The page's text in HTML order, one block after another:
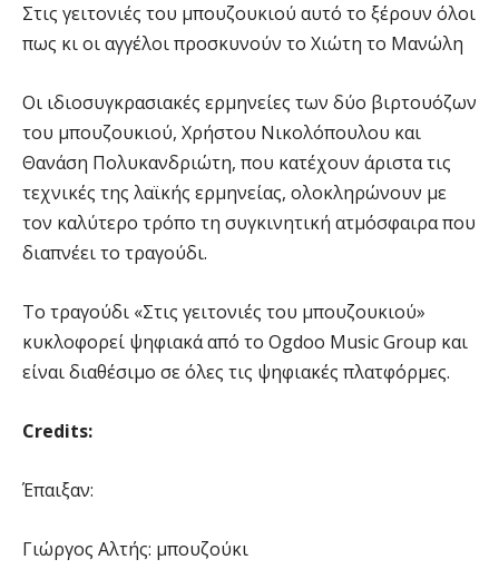
Στις γειτονιές του μπουζουκιού αυτό το ξέρουν όλοι
πως κι οι αγγέλοι προσκυνούν το Χιώτη το Μανώλη
Οι ιδιοσυγκρασιακές ερμηνείες των δύο βιρτουόζων
του μπουζουκιού, Χρήστου Νικολόπουλου και
Θανάση Πολυκανδριώτη, που κατέχουν άριστα τις
τεχνικές της λαϊκής ερμηνείας, ολοκληρώνουν με
τον καλύτερο τρόπο τη συγκινητική ατμόσφαιρα που
διαπνέει το τραγούδι.
Το τραγούδι «Στις γειτονιές του μπουζουκιού»
κυκλοφορεί ψηφιακά από το Ogdoo Music Group και
είναι διαθέσιμο σε όλες τις ψηφιακές πλατφόρμες.
Credits:
Έπαιξαν:
Γιώργος Αλτής: μπουζούκι